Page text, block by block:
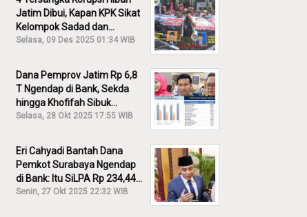
Jatim Dibui, Kapan KPK Sikat
Kelompok Sadad dan
Iskandar?
Selasa, 09 Des 2025 01:34 WIB
Dana Pemprov Jatim Rp 6,8
T Ngendap di Bank, Sekda
hingga Khofifah Sibuk
Membantah!
Selasa, 28 Okt 2025 17:55 WIB
Eri Cahyadi Bantah Dana
Pemkot Surabaya Ngendap
di Bank: Itu SiLPA Rp 234,44
M!
Senin, 27 Okt 2025 22:32 WIB